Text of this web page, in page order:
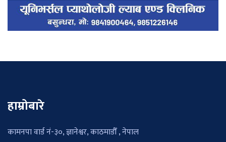
हाम्रोबारे
कामनपा वार्ड नं-३०, ज्ञानेश्वर, काठमाडौँ , नेपाल